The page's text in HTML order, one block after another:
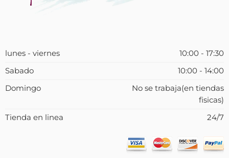
lunes - viernes
10:00 - 17:30
Sabado
10:00 - 14:00
Domingo
No se trabaja(en tiendas
fisicas)
Tienda en linea
24/7